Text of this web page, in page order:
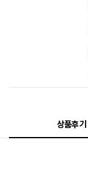
상품후기